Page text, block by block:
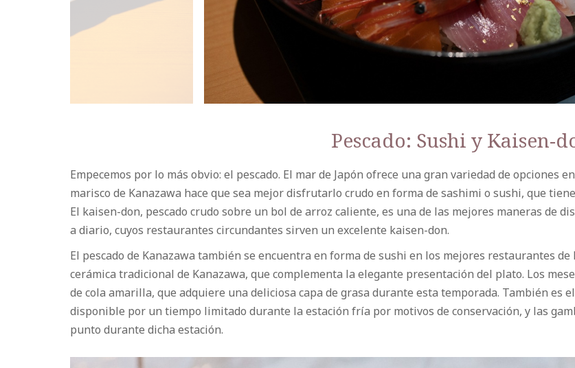
Pescado: Sushi y Kaisen-
Empecemos por lo más obvio: el pescado. El mar de Japón ofrece una gran variedad de opciones
marisco de Kanazawa hace que sea mejor disfrutarlo crudo en forma de sashimi o sushi, que
El kaisen-don, pescado crudo sobre un bol de arroz caliente, es una de las mejores maneras de
a diario, cuyos restaurantes circundantes sirven un excelente kaisen-don.
El pescado de Kanazawa también se encuentra en forma de sushi en los mejores restaurantes
cerámica tradicional de Kanazawa, que complementa la elegante presentación del plato. Los
de cola amarilla, que adquiere una deliciosa capa de grasa durante esta temporada. También es
disponible por un tiempo limitado durante la estación fría por motivos de conservación, y las
punto durante dicha estación.